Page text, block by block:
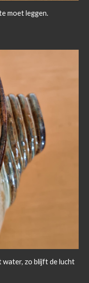
moet leggen.
zo blijft de lucht